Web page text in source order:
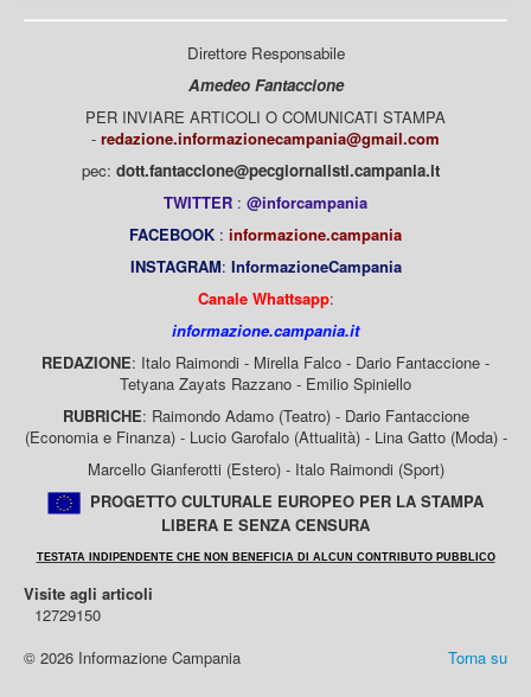
Direttore Responsabile
Amedeo Fantaccione
PER INVIARE ARTICOLI O COMUNICATI STAMPA
- redazione.informazionecampania@gmail.com
pec: dott.fantaccione@pecgiornalisti.campania.it
TWITTER : @inforcampania
FACEBOOK : informazione.campania
INSTAGRAM: InformazioneCampania
Canale Whattsapp:
informazione.campania.it
REDAZIONE: Italo Raimondi - Mirella Falco - Dario Fantaccione -
Tetyana Zayats Razzano - Emilio Spiniello
RUBRICHE: Raimondo Adamo (Teatro) - Dario Fantaccione
(Economia e Finanza) - Lucio Garofalo (Attualità) - Lina Gatto (Moda) -
Marcello Gianferotti (Estero) - Italo Raimondi (Sport)
PROGETTO CULTURALE EUROPEO PER LA STAMPA
LIBERA E SENZA CENSURA
TESTATA INDIPENDENTE CHE NON BENEFICIA DI ALCUN CONTRIBUTO PUBBLICO
Visite agli articoli
12729150
Torna su
© 2026 Informazione Campania